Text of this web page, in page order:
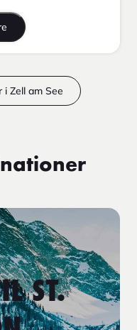
i Zell am See
ST.